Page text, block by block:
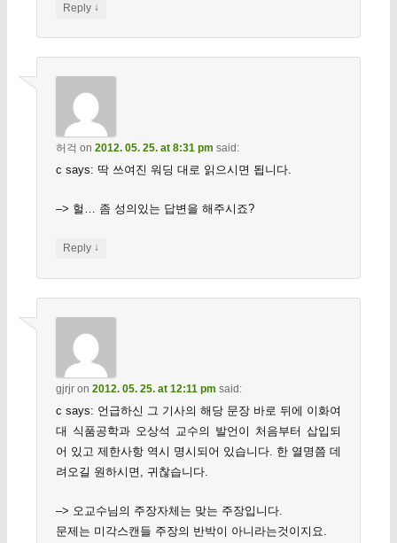
Reply ↓
허걱 on 2012. 05. 25. at 8:31 pm said:
c says: 딱 쓰여진 워딩 대로 읽으시면 됩니다.
–> 헐… 좀 성의있는 답변을 해주시죠?
Reply ↓
gjrjron 2012. 05. 25. at 12:11 pm said:
c says: 언급하신 그 기사의 해당 문장 바로 뒤에 이화여
대 식품공학과 오상석 교수의 발언이 처음부터 삽입되
어 있고 제한사항 역시 명시되어 있습니다. 한 열명쯤 데
려오길 원하시면, 귀찮습니다.
–> 오교수님의 주장자체는 맞는 주장입니다.
문제는 미각스캔들 주장의 반박이 아니라는것이지요.